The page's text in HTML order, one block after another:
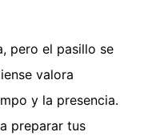
pero el pasillo se
valora
y la presencia.
preparar tus